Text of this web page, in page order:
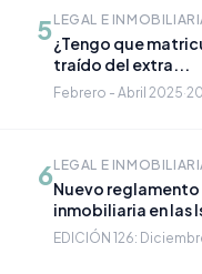
5LEGAL E
¿Tengo que
traído del extra...
Febrero - Abril 2025·
6LEGAL E
Nuevo
inmobiliaria en las
EDICIÓN 126: